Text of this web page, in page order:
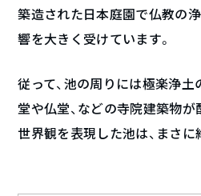
築造された日本庭園で仏教の浄
響を大きく受けています。
従って、池の周りには極楽浄
堂や仏堂、などの寺院建築物
世界観を表現した池は、まさに